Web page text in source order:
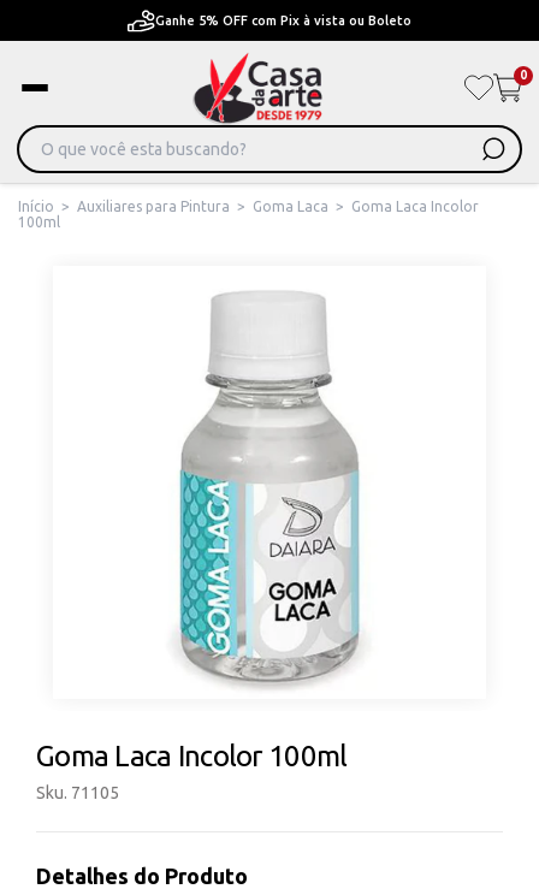
Pague em Até 6x sem juros ou ate 12x com juros
0
Início > Auxiliares para Pintura > Goma Laca >
Goma Laca Incolor
100ml
Goma Laca Incolor 100ml
Sku. 71105
Detalhes do Produto